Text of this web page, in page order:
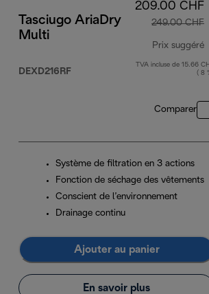
249.00 CHF
Tasciugo AriaDry
Multi
DEXD216RF
209.00 CHF
249.00 CHF
Prix suggéré
TVA incluse de 15.66
( 8
Comparer
Système de filtration en 3 actions
Fonction de séchage des vêtements
Conscient de l’environnement
Drainage continu
Ajouter au panier
En savoir plus